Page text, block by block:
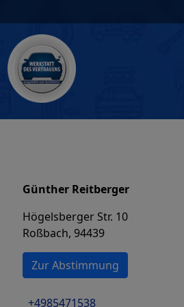
Günther Reitberger
Högelsberger Str. 10
Roßbach, 94439
Zur Abstimmung
+4985471538